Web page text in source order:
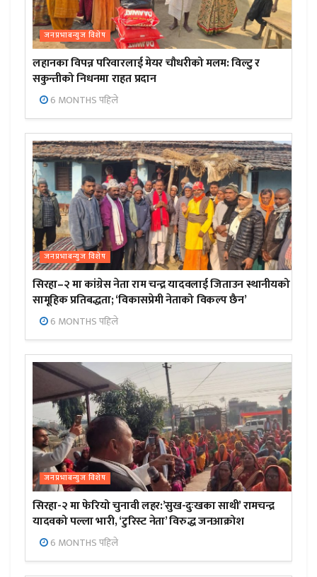
जनप्रभाबन्युज विशेष
लहानका विपन्न परिवारलाई मेयर चौधरीको मलम: विल्टु र
सकुन्तीको निधनमा राहत प्रदान
6 MONTHS पहिले
जनप्रभाबन्युज विशेष
सिरहा–२ मा कांग्रेस नेता राम चन्द्र यादवलाई जिताउन स्थानीयको
सामूहिक प्रतिबद्धता; ‘विकासप्रेमी नेताको विकल्प छैन’
6 MONTHS पहिले
जनप्रभाबन्युज विशेष
सिरहा-२ मा फेरियो चुनावी लहर:’सुख-दुःखका साथी’ रामचन्द्र
यादवको पल्ला भारी, ‘टुरिस्ट नेता’ विरुद्ध जनआक्रोश
6 MONTHS पहिले